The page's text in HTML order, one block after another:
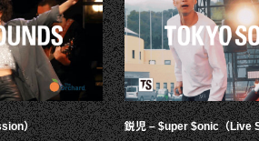
） 鋭児 – $uper $onic（Live